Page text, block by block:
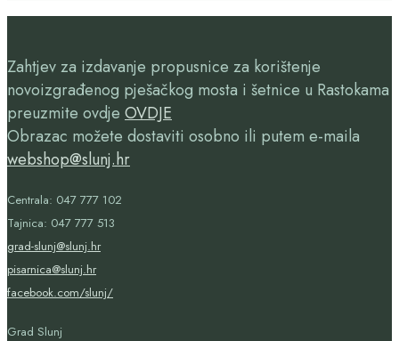
Zahtjev za izdavanje propusnice za korištenje
novoizgrađenog pješačkog mosta i šetnice u Rastokama
preuzmite ovdje OVDJE
Obrazac možete dostaviti osobno ili putem e-maila
webshop@slunj.hr
Centrala: 047 777 102
Tajnica: 047 777 513
grad-slunj@slunj.hr
pisarnica@slunj.hr
facebook.com/slunj/
Grad Slunj